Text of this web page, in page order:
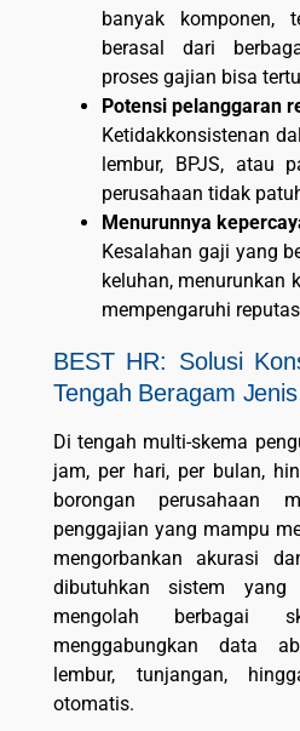
banyak komponen,
berasal dari
proses gajian bisa
Potensi pelanggaran
Ketidakkonsistenan
lembur, BPJS, atau
perusahaan tidak
Menurunnya
Kesalahan gaji yang
keluhan, menurunkan
mempengaruhi
BEST HR: Solusi
Tengah Beragam
Di tengah multi-skema
jam, per hari, per bulan,
borongan perusahaan
penggajian yang mampu
mengorbankan akurasi
dibutuhkan sistem
mengolah berbagai
menggabungkan data
lembur, tunjangan,
otomatis.